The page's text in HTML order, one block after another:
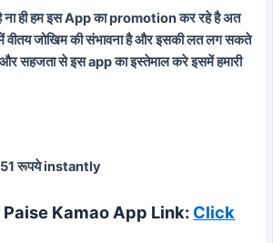
है ना ही हम इस App का promotion कर रहे है अत
वीतय जोखिम की संभावना है और इसकी लत लग सकते
और सहजता से इस app का इस्तेमाल करे इसमें हमारी
रूपये instantly
Kamao App Link: Click